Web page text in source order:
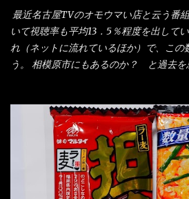
ずに汁も薄らむこともなく・・最後の方
しました。 腹イッパイだけど、得サイ
たし満足達成度100％ 苦しいと云う事
は入りそうだね。 と云う事で、今回＜
試したら、確...
讃岐饂飩チェーン店と関係があるのか
ケージからすれば、間違いなく贈答用
用箱詰め饂飩・・・またもやメガドンキ
この様な状態です。 乾麺の束が6束／一
1280円と云った感じです。 で私は幾ら
たかって？ それは非常に言いづらい・
て、激安だったとだけ申し上げましょう
ハイ、約15分ほど茹で上げた状態です。
ので少し柔らかく・・・ 茹で上がった
＜細い＞です。 どちらかと云えば、稲
最近名古屋TVのオモウマい店と云う番
いて視聴率も平均13．5％程度を出して
れ（ネットに流れているほか）で、この
う。 相模原市にもあるのか？ と過去
当している。 まずはこれを見て欲しい
お皿＞である。 直ぐに気づいたでしょ
ゃないか！？ ハイ、山です。 これが標
かつ屋のキャベツと比べたら、10人前ほ
メイン（主流は1,000超）＋定食セット